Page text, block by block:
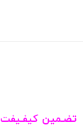
تضـمین کیفـیفت